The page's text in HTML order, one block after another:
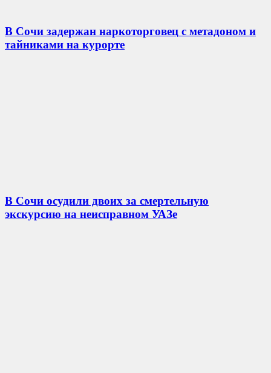
В Сочи задержан наркоторговец с метадоном и
тайниками на курорте
В Сочи осудили двоих за смертельную
экскурсию на неисправном УАЗе